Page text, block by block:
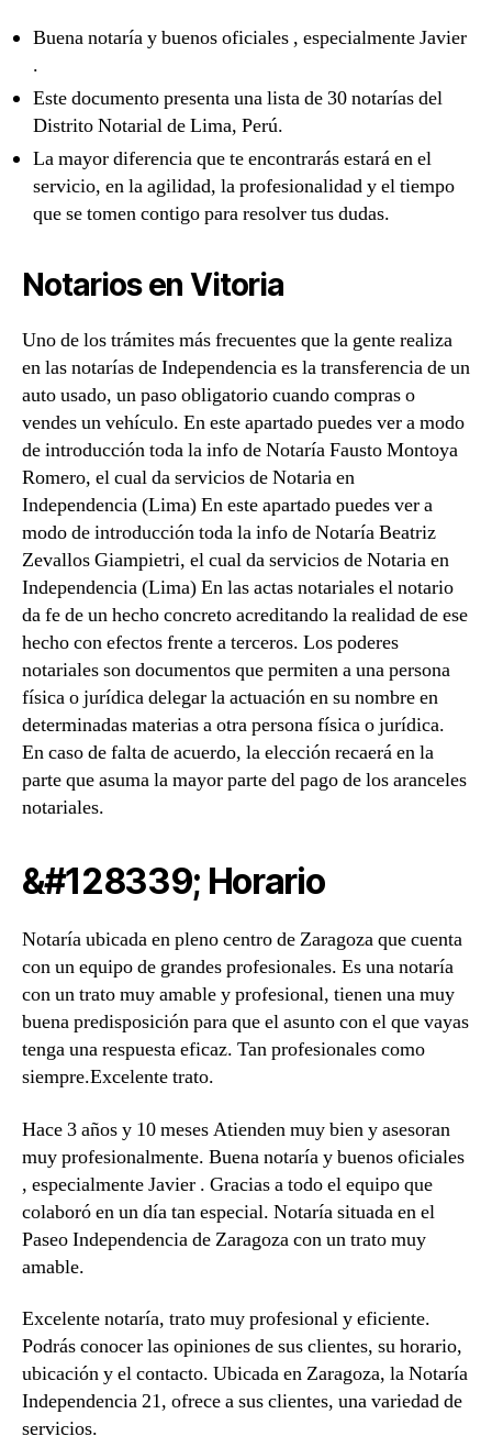
Buena notaría y buenos oficiales , especialmente Javier
.
Este documento presenta una lista de 30 notarías del
Distrito Notarial de Lima, Perú.
La mayor diferencia que te encontrarás estará en el
servicio, en la agilidad, la profesionalidad y el tiempo
que se tomen contigo para resolver tus dudas.
Notarios en Vitoria
Uno de los trámites más frecuentes que la gente realiza
en las notarías de Independencia es la transferencia de un
auto usado, un paso obligatorio cuando compras o
vendes un vehículo. En este apartado puedes ver a modo
de introducción toda la info de Notaría Fausto Montoya
Romero, el cual da servicios de Notaria en
Independencia (Lima) En este apartado puedes ver a
modo de introducción toda la info de Notaría Beatriz
Zevallos Giampietri, el cual da servicios de Notaria en
Independencia (Lima) En las actas notariales el notario
da fe de un hecho concreto acreditando la realidad de ese
hecho con efectos frente a terceros. Los poderes
notariales son documentos que permiten a una persona
física o jurídica delegar la actuación en su nombre en
determinadas materias a otra persona física o jurídica.
En caso de falta de acuerdo, la elección recaerá en la
parte que asuma la mayor parte del pago de los aranceles
notariales.
&#128339; Horario
Notaría ubicada en pleno centro de Zaragoza que cuenta
con un equipo de grandes profesionales. Es una notaría
con un trato muy amable y profesional, tienen una muy
buena predisposición para que el asunto con el que vayas
tenga una respuesta eficaz. Tan profesionales como
siempre.Excelente trato.
Hace 3 años y 10 meses Atienden muy bien y asesoran
muy profesionalmente. Buena notaría y buenos oficiales
, especialmente Javier . Gracias a todo el equipo que
colaboró en un día tan especial. Notaría situada en el
Paseo Independencia de Zaragoza con un trato muy
amable.
Excelente notaría, trato muy profesional y eficiente.
Podrás conocer las opiniones de sus clientes, su horario,
ubicación y el contacto. Ubicada en Zaragoza, la Notaría
Independencia 21, ofrece a sus clientes, una variedad de
servicios.